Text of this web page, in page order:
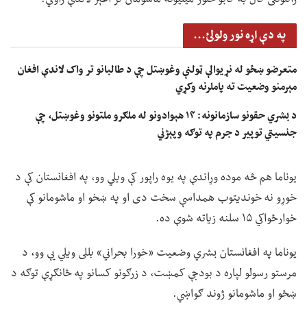
په دې اړه نور ولولئ...
متعرضو ښځو له نړیوالې ټولنې وغوښتل چې د طالبانو تر واک لاندې افغان
مېرمنو وضعیت ته پاملرنه وکړي
د بشري حقونو سازمانونه: ۱۴ هېوادونو له ملګرو ملتونو وغوښتل، چې
جنسیتي توپير د جرم په توګه وپېژني
یوناما هم څه موده وړاندې په یوه راپور کې ویلي وو، په افغانستان کې د
خوړو نه خوندیتوب همداسې سخت دی او په ښخو او ماشومانو کې
خوارځواکي ۱۵ سلنه زیاته شوې ده.
یوناما په افغانستان بشري وضعیت «خورا بحراني» بللی ویلي یې وو، د
مرستو رسولو لپاره د بودجې کمښت، د زرګونو کسانو په ځانګړې توګه د
ښځو او ماشومانو ژوند ګواښي.